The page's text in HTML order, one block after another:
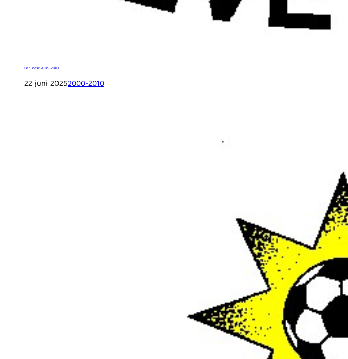
DCS Post 2009-2010
22 juni 20252000-2010